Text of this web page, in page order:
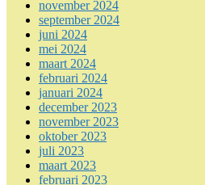
november 2024
september 2024
juni 2024
mei 2024
maart 2024
februari 2024
januari 2024
december 2023
november 2023
oktober 2023
juli 2023
maart 2023
februari 2023